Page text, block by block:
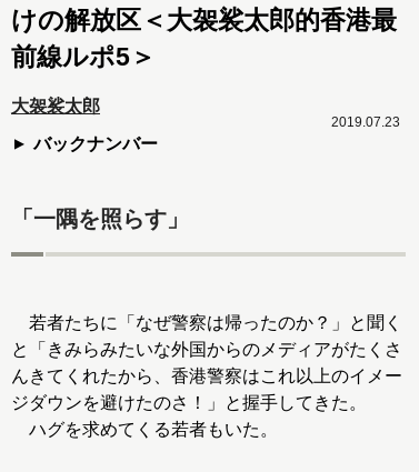
けの解放区＜大袈裟太郎的香港最
前線ルポ5＞
大袈裟太郎
バックナンバー
2019.07.23
「一隅を照らす」
若者たちに「なぜ警察は帰ったのか？」と聞く
と「きみらみたいな外国からのメディアがたくさ
んきてくれたから、香港警察はこれ以上のイメー
ジダウンを避けたのさ！」と握手してきた。
ハグを求めてくる若者もいた。